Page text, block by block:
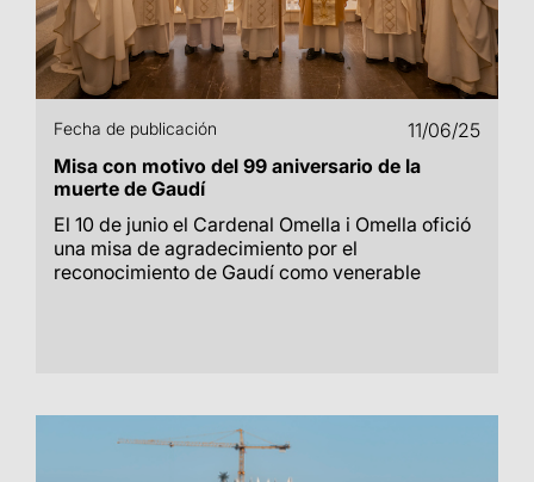
Fecha de publicación
11/06/25
Misa con motivo del 99 aniversario de la
muerte de Gaudí
El 10 de junio el Cardenal Omella i Omella ofició
una misa de agradecimiento por el
reconocimiento de Gaudí como venerable